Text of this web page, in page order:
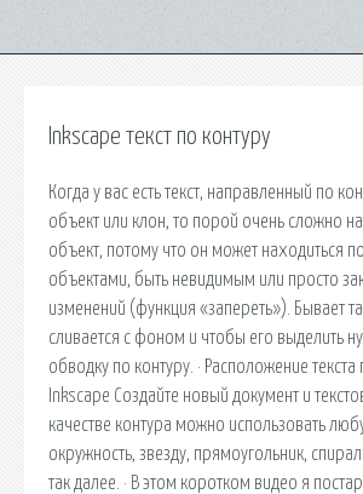
Inkscape текст по контуру
Когда у вас есть текст, направленный по
объект или клон, то порой очень сложно
объект, потому что он может находиться
объектами, быть невидимым или просто
изменений (функция «запереть»). Бывает
сливается с фоном и чтобы его выделить
обводку по контуру. · Расположение текста
Inkscape Создайте новый документ и
качестве контура можно использовать
окружность, звезду, прямоугольник,
так далее. · В этом коротком видео я